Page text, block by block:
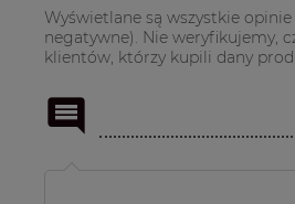
Wyświetlane są wszystkie
negatywne). Nie weryfikujemy,
klientów, którzy kupili dany